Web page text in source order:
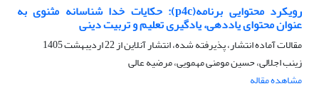
رویکرد محتوایی برنامه(p4c): حکایات خدا شناسانه مثنوی به
عنوان محتوای یاددهی، یادگیری تعلیم و تربیت دینی
مقالات آماده انتشار، پذیرفته شده، انتشار آنلاین از22 اردیبهشت 1405
زینب اجلالی، حسین مومنی مهمویی، مرضیه عالی
مشاهده مقاله